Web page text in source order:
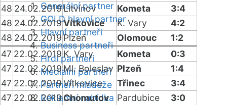
Generální partner
GOLD hlavní partner
Hlavní partneři
Business partneři
Hrdí partneři
Mediální partneři
Partneři mládeže
Reklamní nabídka
48 24.02.2019Litvínov Kometa
3:4
48 24.02.2019Vítkovice K. Vary
4:2
48 24.02.2019Plzeň Olomouc
1:2
47 22.02.2019 K. Vary Kometa
0:3
47 22.02.2019Ml. Boleslav Plzeň
1:4
47 22.02.2019Vítkovice Třinec
3:4
47 22.02.2019Chomutov Pardubice
3:0